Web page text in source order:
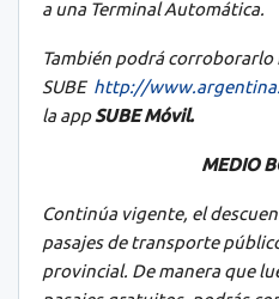
a una Terminal Automática.
También podrá
SUBE http://
la appSUBE Móvil.
MEDIO
Continúa vigente, el
pasajes de transporte
provincial. De manera que